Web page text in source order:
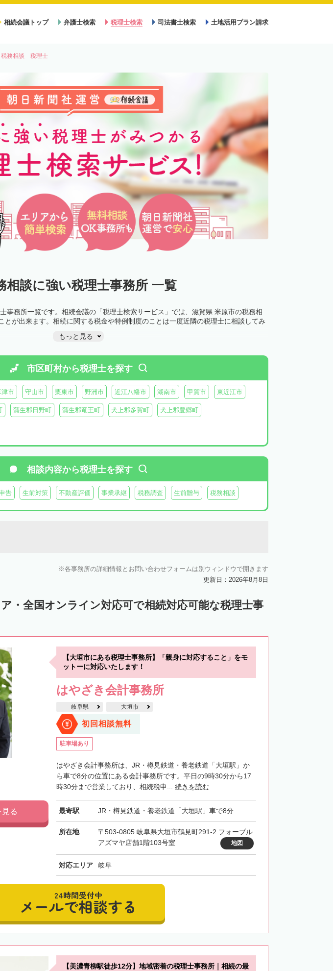
相続会議トップ 弁護士検索 税理士検索 司法書士検索 土地活用プラン請求
務相談 税理士
相談に強い税理士事務所 一覧
事務所一覧です。相続会議の「税理士検索サービス」では、滋賀県 米原市の税務相
とが出来ます。相続に関する税金や特例制度のことは一度近隣の税理士に相談してみ
もっと見る
市区町村から税理士を探す
津市 守山市 栗東市 野洲市 近江八幡市 湖南市 甲賀市 東近江市
蒲生郡日野町 蒲生郡竜王町 犬上郡多賀町 犬上郡豊郷町
相談内容から税理士を探す
告 生前対策 不動産評価 事業承継 税務調査 生前贈与 税務相談
各事務所の詳細情報とお問い合わせフォームは別ウィンドウで開きます
更新日：2026年8月8日
・全国オンライン対応可で相続対応可能な税理士事
【大垣市にある税理士事務所】「親身に対応すること」をモ
ットーに対応いたします！
はやざき会計事務所
岐阜県 大垣市
初回相談無料
駐車場あり
はやざき会計事務所は、JR・樽見鉄道・養老鉄道「大垣駅」か
ら車で8分の位置にある会計事務所です。平日の9時30分から17
時30分まで営業しており、相続税申... 続きを読む
最寄駅 JR・樽見鉄道・養老鉄道「大垣駅」車で8分
所在地
〒503-0805 岐阜県大垣市鶴見町291-2 フォーブル
アズマヤ店舗1階103号室
地図
対応エリア 岐阜
る
24時間受付中
メールで相談する
【美濃青柳駅徒歩12分】地域密着の税理士事務所｜相続の最